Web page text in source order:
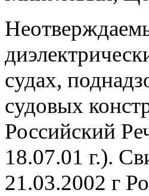
судах,
судовых
Российский
18.07.01 г.).
21.03.2002 г